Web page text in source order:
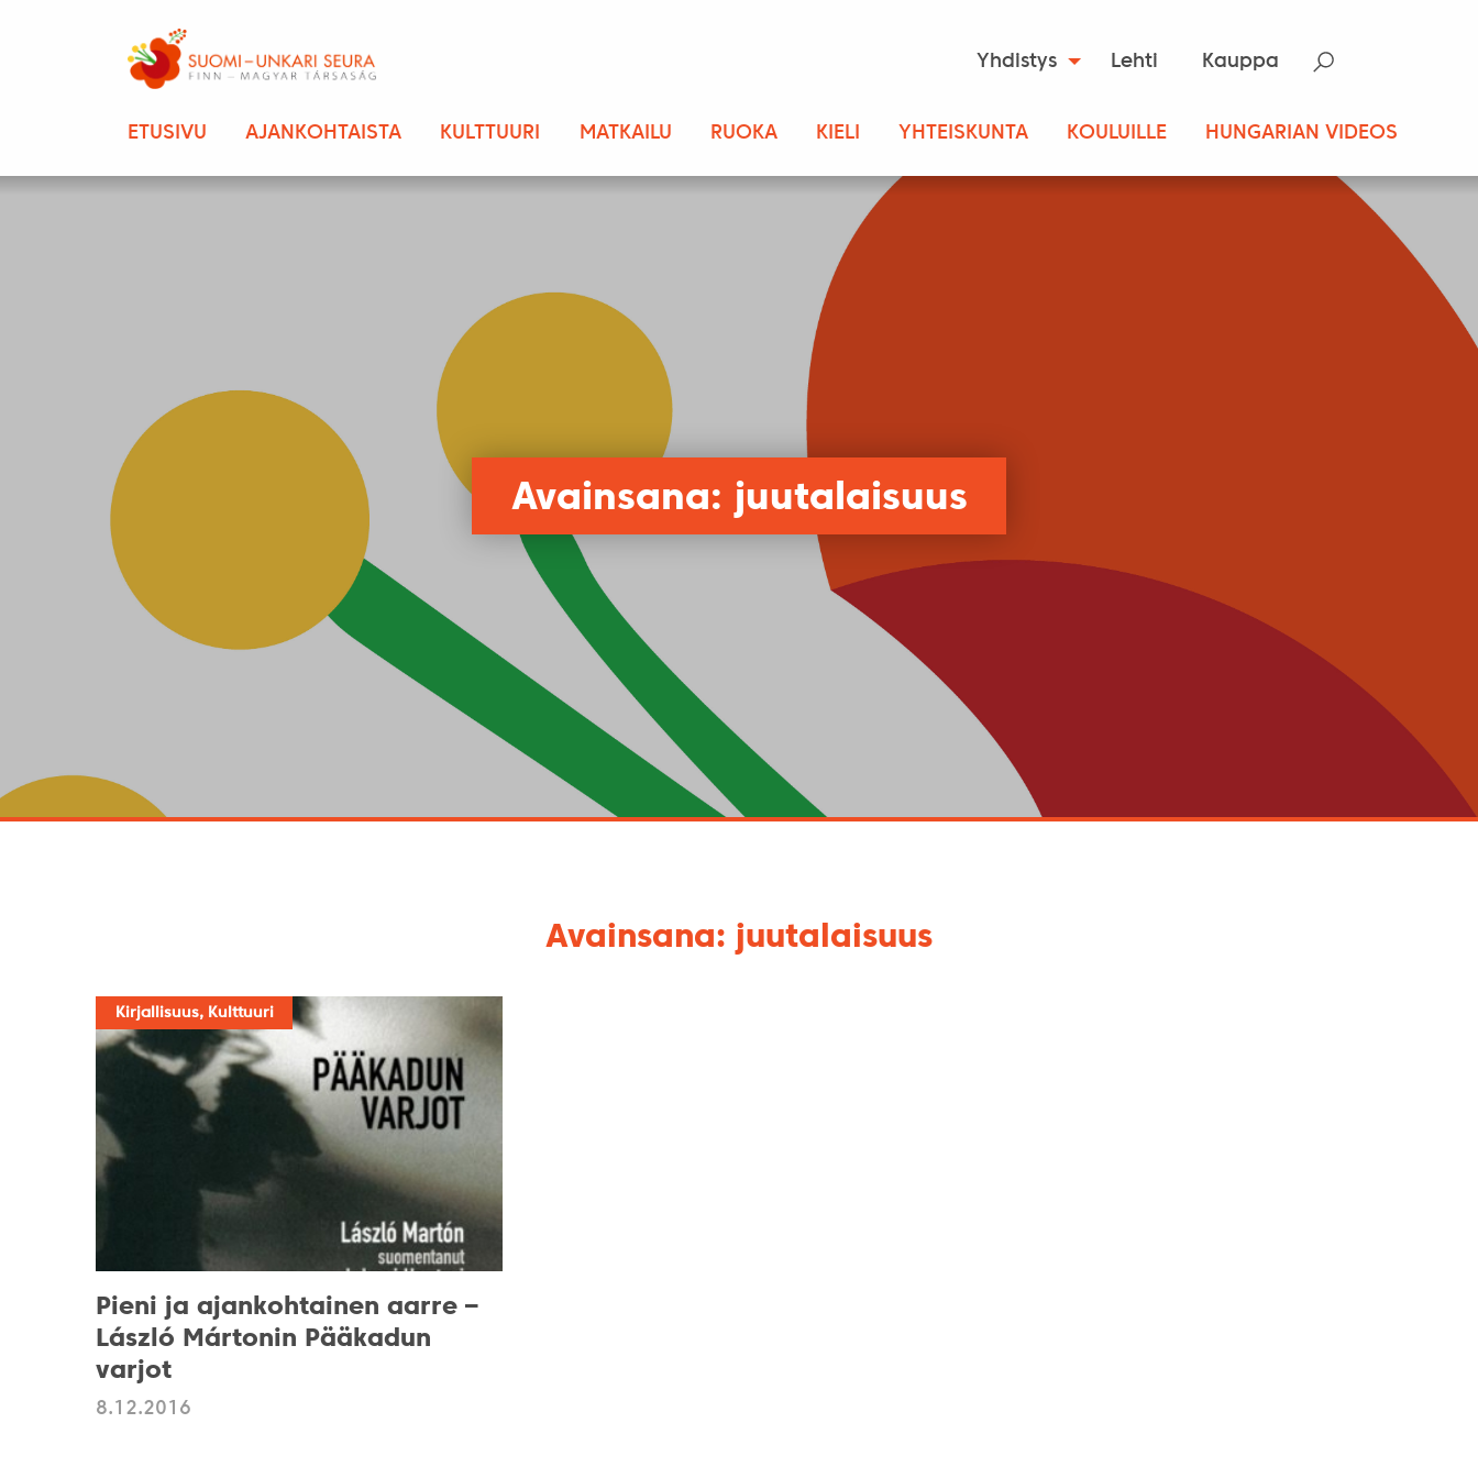
Yhdistys Lehti Kauppa
ETUSIVU AJANKOHTAISTA KULTTUURI MATKAILU RUOKA KIELI YHTEISKUNTA KOULUILLE HUNGARIAN VIDEOS
Avainsana: juutalaisuus
Avainsana: juutalaisuus
Kirjallisuus, Kulttuuri
Pieni ja ajankohtainen aarre –
László Mártonin Pääkadun
varjot
8.12.2016